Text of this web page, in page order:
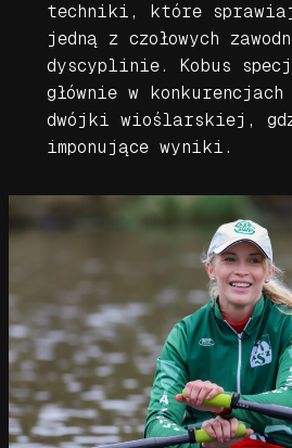
techniki, które
jedną z czołowych
dyscyplinie. Kobus
głównie w
dwójki wioślarskiej,
imponujące wyniki.